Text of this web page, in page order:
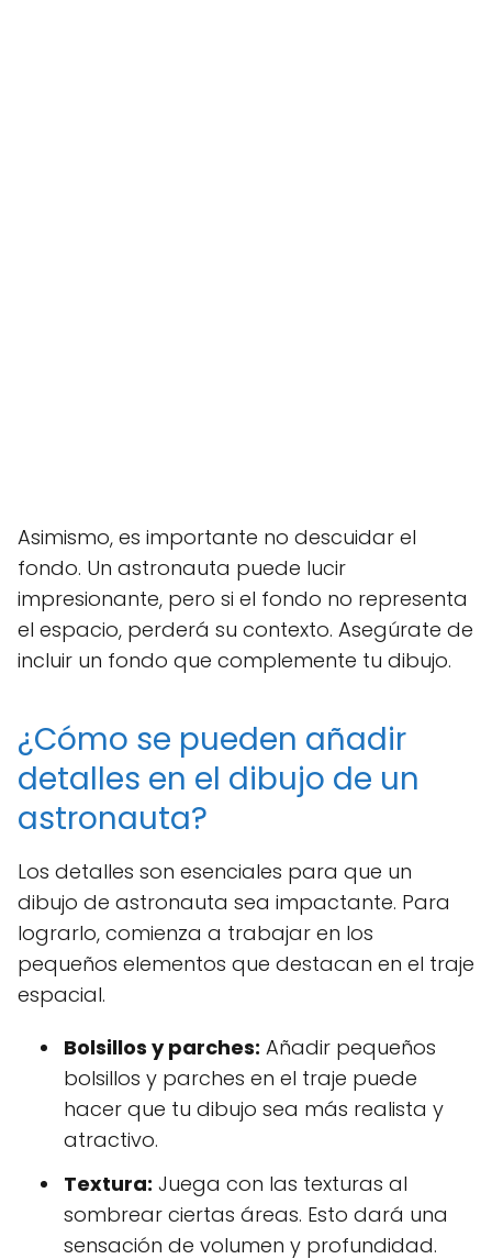
Asimismo, es importante no descuidar el
fondo. Un astronauta puede lucir
impresionante, pero si el fondo no representa
el espacio, perderá su contexto. Asegúrate de
incluir un fondo que complemente tu dibujo.
¿Cómo se pueden añadir
detalles en el dibujo de un
astronauta?
Los detalles son esenciales para que un
dibujo de astronauta sea impactante. Para
lograrlo, comienza a trabajar en los
pequeños elementos que destacan en el traje
espacial.
Bolsillos y parches: Añadir pequeños
bolsillos y parches en el traje puede
hacer que tu dibujo sea más realista y
atractivo.
Textura: Juega con las texturas al
sombrear ciertas áreas. Esto dará una
sensación de volumen y profundidad.